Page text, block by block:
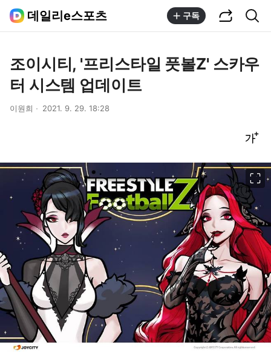
데일리e스포츠 구독
조이시티, '프리스타일 풋볼Z' 스카우
터 시스템 업데이트
이원희 2021. 9. 29. 18:28